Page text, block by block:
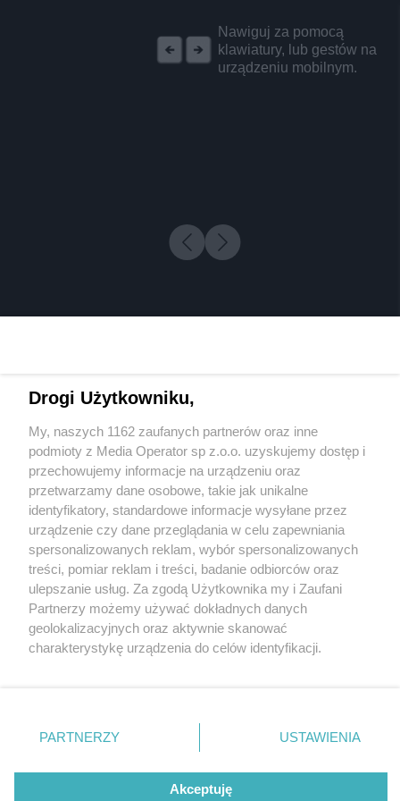
Nawiguj za pomocą
klawiatury, lub gestów na
urządzeniu mobilnym.
2 / 0
Wydawca mediów lokalnych
Nie zapomnij
zapoznać się z:
polityką prywatności
Twojemiasto
Piekary Śląskie
Chorzów
Tarnowskie Góry
Gliwice
Skontakuj sięz nami
Kontakt
Redakcja
Newsletter
Drogi Użytkowniku,
My, naszych 1162 zaufanych partnerów oraz inne
podmioty z Media Operator sp z.o.o. uzyskujemy dostęp i
przechowujemy informacje na urządzeniu oraz
przetwarzamy dane osobowe, takie jak unikalne
identyfikatory, standardowe informacje wysyłane przez
urządzenie czy dane przeglądania w celu zapewniania
spersonalizowanych reklam, wybór spersonalizowanych
treści, pomiar reklam i treści, badanie odbiorców oraz
ulepszanie usług. Za zgodą Użytkownika my i Zaufani
Partnerzy możemy używać dokładnych danych
geolokalizacyjnych oraz aktywnie skanować
charakterystykę urządzenia do celów identyfikacji.
zmienić/wycofać klikając przycisk ustawień prywatności
znajdujący się w lewym dolnym rogu strony
rodzaje przetwarzania danych nie wymagają zgody
użytkownika, ale masz prawo sprzeciwić się takiemu
PARTNERZY USTAWIENIA
Akceptuję